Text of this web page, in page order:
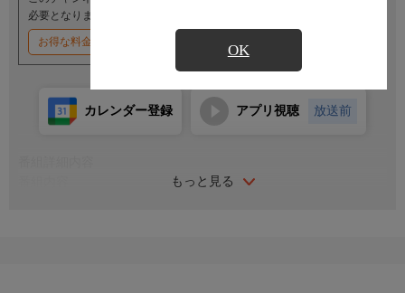
OK
必要となります。
お得な料金割引キャンペーン実施中
もっと見る
カレンダー登録 アプリ視聴 放送前